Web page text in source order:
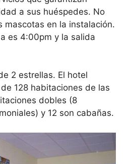
a sus huéspedes. No
mascotas en la instalación.
es 4:00pm y la salida
2 estrellas. El hotel
128 habitaciones de las
dobles (8
y 12 son cabañas.